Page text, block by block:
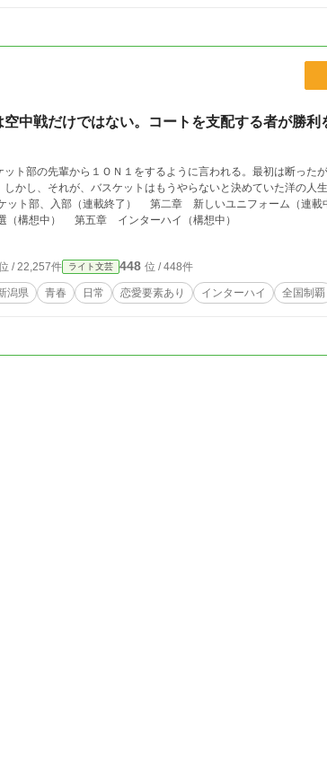
中戦だけではない。コートを支配する者が勝
ト部の先輩から１ＯＮ１をするように言われる。最初は断った
かし、それが、バスケットはもうやらないと決めていた洋の人
ト部、入部（連載終了） 第二章 新しいユニフォーム（連
構想中） 第五章 インターハイ（構想中）
/ 22,257件 ライト文芸 448 位 / 448件
潟県 青春 日常 恋愛要素あり インターハイ 全国制覇